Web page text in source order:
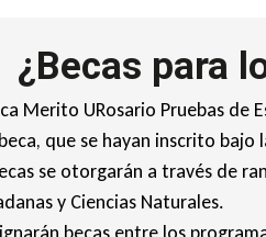
¿Becas para
Merito URosario Pruebas
que se hayan inscrito
se otorgarán a través de
y Ciencias Naturales.